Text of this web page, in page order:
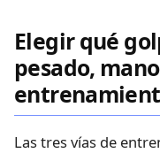
Elegir qué
pesado,
Las tres vías de